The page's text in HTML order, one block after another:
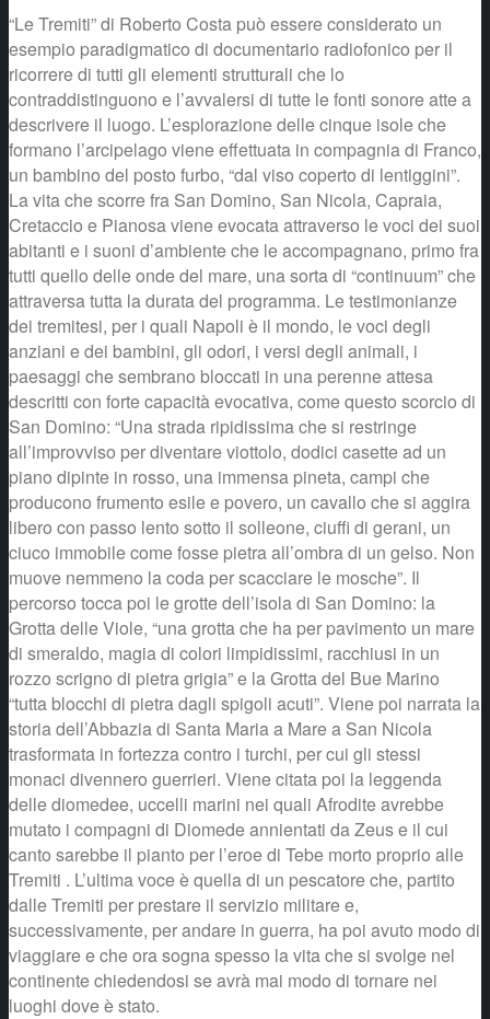
“Le Tremiti” di Roberto Costa può essere considerato un
esempio paradigmatico di documentario radiofonico per il
ricorrere di tutti gli elementi strutturali che lo
contraddistinguono e l’avvalersi di tutte le fonti sonore atte a
descrivere il luogo. L’esplorazione delle cinque isole che
formano l’arcipelago viene effettuata in compagnia di Franco,
un bambino del posto furbo, “dal viso coperto di lentiggini”.
La vita che scorre fra San Domino, San Nicola, Capraia,
Cretaccio e Pianosa viene evocata attraverso le voci dei suoi
abitanti e i suoni d’ambiente che le accompagnano, primo fra
tutti quello delle onde del mare, una sorta di “continuum” che
attraversa tutta la durata del programma. Le testimonianze
dei tremitesi, per i quali Napoli è il mondo, le voci degli
anziani e dei bambini, gli odori, i versi degli animali, i
paesaggi che sembrano bloccati in una perenne attesa
descritti con forte capacità evocativa, come questo scorcio di
San Domino: “Una strada ripidissima che si restringe
all’improvviso per diventare viottolo, dodici casette ad un
piano dipinte in rosso, una immensa pineta, campi che
producono frumento esile e povero, un cavallo che si aggira
libero con passo lento sotto il solleone, ciuffi di gerani, un
ciuco immobile come fosse pietra all’ombra di un gelso. Non
muove nemmeno la coda per scacciare le mosche”. Il
percorso tocca poi le grotte dell’isola di San Domino: la
Grotta delle Viole, “una grotta che ha per pavimento un mare
di smeraldo, magia di colori limpidissimi, racchiusi in un
rozzo scrigno di pietra grigia” e la Grotta del Bue Marino
“tutta blocchi di pietra dagli spigoli acuti”. Viene poi narrata la
storia dell’Abbazia di Santa Maria a Mare a San Nicola
trasformata in fortezza contro i turchi, per cui gli stessi
monaci divennero guerrieri. Viene citata poi la leggenda
delle diomedee, uccelli marini nei quali Afrodite avrebbe
mutato i compagni di Diomede annientati da Zeus e il cui
canto sarebbe il pianto per l’eroe di Tebe morto proprio alle
Tremiti . L’ultima voce è quella di un pescatore che, partito
dalle Tremiti per prestare il servizio militare e,
successivamente, per andare in guerra, ha poi avuto modo di
viaggiare e che ora sogna spesso la vita che si svolge nel
continente chiedendosi se avrà mai modo di tornare nei
luoghi dove è stato.